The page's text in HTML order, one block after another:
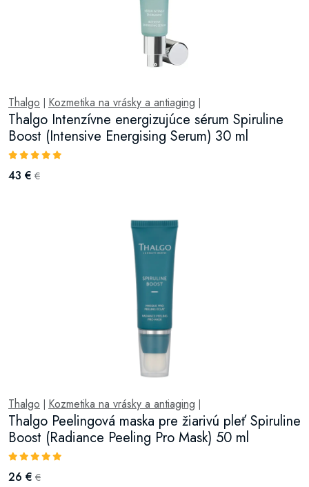
Thalgo Kozmetika na vrásky a antiaging
Thalgo Intenzívne energizujúce sérum Spiruline
Boost (Intensive Energising Serum) 30 ml
43 € €
Thalgo Kozmetika na vrásky a antiaging
Thalgo Peelingová maska pre žiarivú pleť Spiruline
Boost (Radiance Peeling Pro Mask) 50 ml
26 € €